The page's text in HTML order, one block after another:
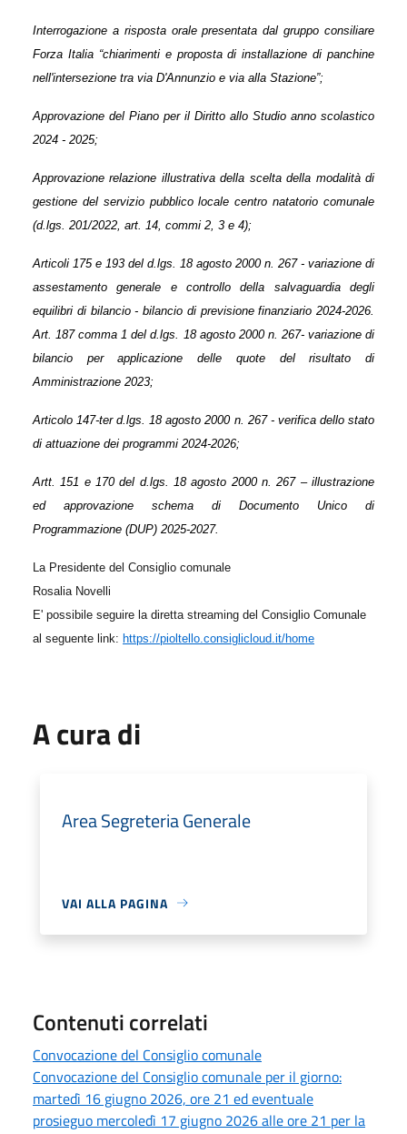
Interrogazione a risposta orale presentata dal gruppo consiliare
Forza Italia “chiarimenti e proposta di installazione di panchine
nell'intersezione tra via D'Annunzio e via alla Stazione”;
Approvazione del Piano per il Diritto allo Studio anno scolastico
2024 - 2025;
Approvazione relazione illustrativa della scelta della modalità di
gestione del servizio pubblico locale centro natatorio comunale
(d.lgs. 201/2022, art. 14, commi 2, 3 e 4);
Articoli 175 e 193 del d.lgs. 18 agosto 2000 n. 267 - variazione di
assestamento generale e controllo della salvaguardia degli
equilibri di bilancio - bilancio di previsione finanziario 2024-2026.
Art. 187 comma 1 del d.lgs. 18 agosto 2000 n. 267- variazione di
bilancio per applicazione delle quote del risultato di
Amministrazione 2023;
Articolo 147-ter d.lgs. 18 agosto 2000 n. 267 - verifica dello stato
di attuazione dei programmi 2024-2026;
Artt. 151 e 170 del d.lgs. 18 agosto 2000 n. 267 – illustrazione
ed approvazione schema di Documento Unico di
Programmazione (DUP) 2025-2027.
La Presidente del Consiglio comunale
Rosalia Novelli
E' possibile seguire la diretta streaming del Consiglio Comunale
al seguente link: https://pioltello.consiglicloud.it/home
A cura di
Area Segreteria Generale
VAI ALLA PAGINA
Contenuti correlati
Convocazione del Consiglio comunale
Convocazione del Consiglio comunale per il giorno:
martedì 16 giugno 2026, ore 21 ed eventuale
prosieguo mercoledì 17 giugno 2026 alle ore 21 per la